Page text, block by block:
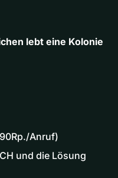
lebt eine Kolonie
Anruf)
und die Lösung